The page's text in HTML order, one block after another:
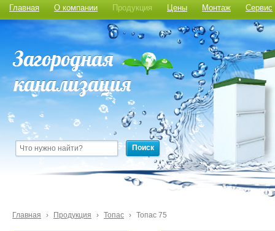
Главная О компании Продукция Цены Монтаж Сервис
Поиск
Главная › Продукция › Топас › Топас 75